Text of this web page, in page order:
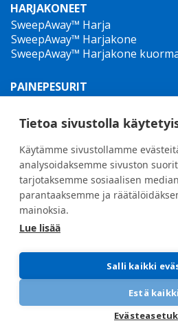
HARJAKONEET
SweepAway™ Harja
SweepAway™ Harjakone
SweepAway™ Harjakone
PAINEPESURIT
Jet-it™ Painepesurit
Jet-it™ hydrauliset
RIKKARUOHONTORJUNTA
General terms and
Tietoa sivustolla
Käytämme sivustollamme
analysoidaksemme sivuston
tarjotaksemme sosiaalisen
parantaaksemme ja
mainoksia.
Lue lisää
Salli kaikki
Estä kaikki